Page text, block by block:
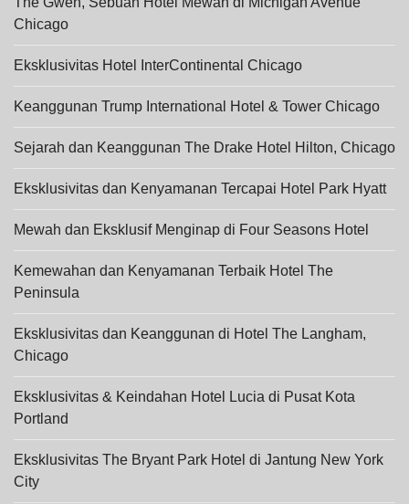
Chicago
Eksklusivitas Hotel InterContinental Chicago
Keanggunan Trump International Hotel & Tower Chicago
Sejarah dan Keanggunan The Drake Hotel Hilton, Chicago
Eksklusivitas dan Kenyamanan Tercapai Hotel Park Hyatt
Mewah dan Eksklusif Menginap di Four Seasons Hotel
Kemewahan dan Kenyamanan Terbaik Hotel The
Peninsula
Eksklusivitas dan Keanggunan di Hotel The Langham,
Chicago
Eksklusivitas & Keindahan Hotel Lucia di Pusat Kota
Portland
Eksklusivitas The Bryant Park Hotel di Jantung New York
City